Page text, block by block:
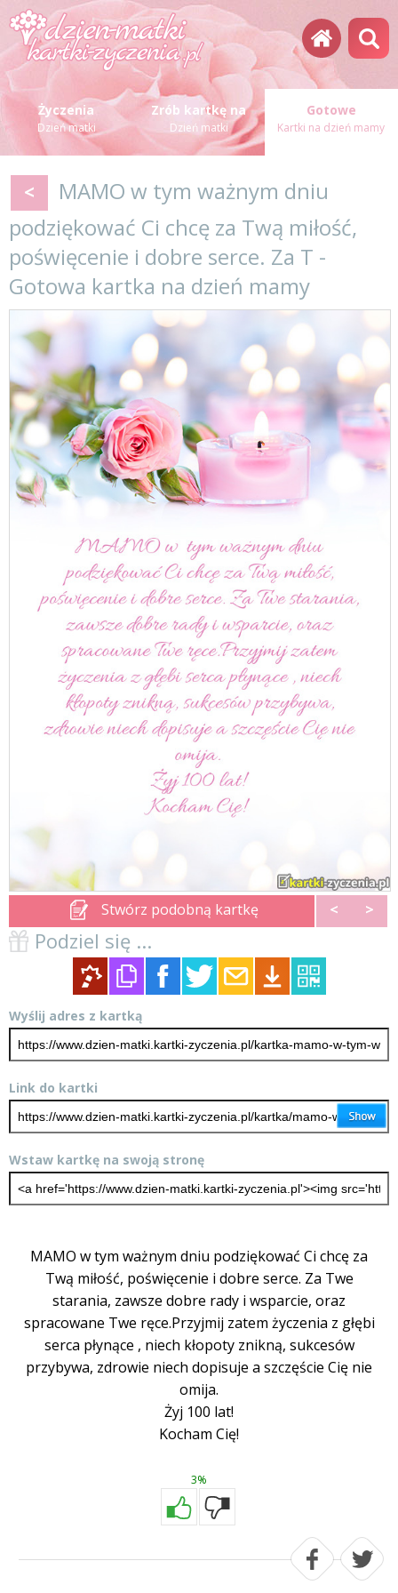
Życzenia
Dzień matki
Zrób kartkę na
Dzień matki
Gotowe
Kartki na dzień mamy
<
MAMO w tym ważnym dniu
podziękować Ci chcę za Twą miłość,
poświęcenie i dobre serce. Za T -
Gotowa kartka na dzień mamy
Stwórz podobną kartkę < >
Podziel się ...
Wyślij adres z kartką
Link do kartki
Wstaw kartkę na swoją stronę
MAMO w tym ważnym dniu podziękować Ci chcę za
Twą miłość, poświęcenie i dobre serce. Za Twe
starania, zawsze dobre rady i wsparcie, oraz
spracowane Twe ręce.Przyjmij zatem życzenia z głębi
serca płynące , niech kłopoty znikną, sukcesów
przybywa, zdrowie niech dopisuje a szczęście Cię nie
omija.
Żyj 100 lat!
Kocham Cię!
3%